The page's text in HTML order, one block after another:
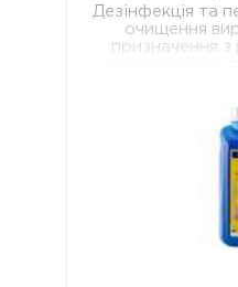
Дезінфекція та
очищення
призначення з
стоматологічні
та